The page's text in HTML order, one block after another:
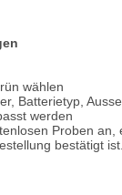
wählen
Batterietyp,
werden
Proben an,
bestätigt ist.